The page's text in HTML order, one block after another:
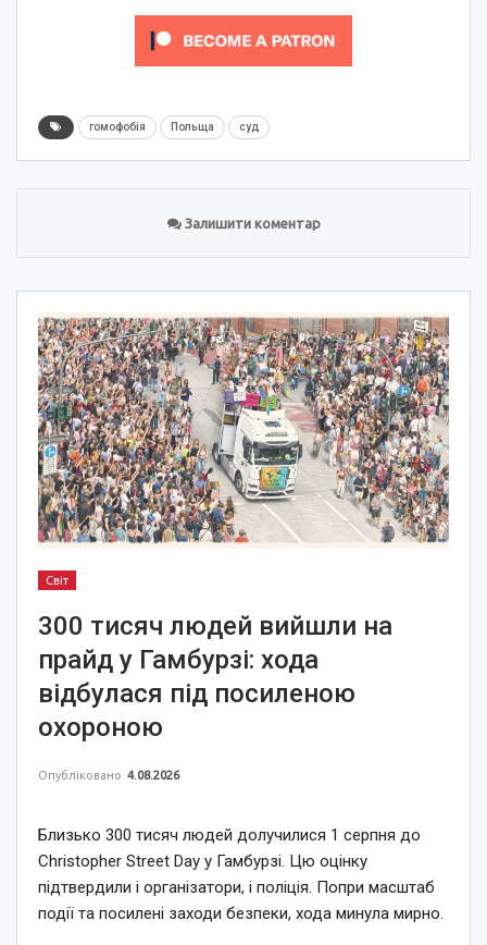
гомофобія Польща суд
Залишити коментар
Світ
300 тисяч людей вийшли на
прайд у Гамбурзі: хода
відбулася під посиленою
охороною
Опубліковано 4.08.2026
Близько 300 тисяч людей долучилися 1 серпня до
Christopher Street Day у Гамбурзі. Цю оцінку
підтвердили і організатори, і поліція. Попри масштаб
події та посилені заходи безпеки, хода минула мирно.